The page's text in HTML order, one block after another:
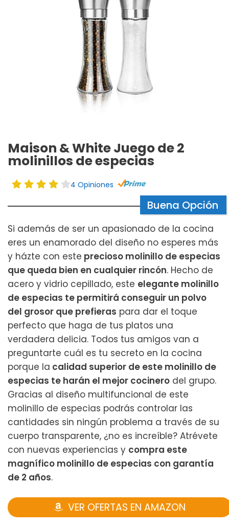
Maison & White Juego de 2
molinillos de especias
4 Opiniones
Buena Opción
Si además de ser un apasionado de la cocina
eres un enamorado del diseño no esperes más
y házte con este precioso molinillo de especias
que queda bien en cualquier rincón. Hecho de
acero y vidrio cepillado, este elegante molinillo
de especias te permitirá conseguir un polvo
del grosor que prefieras para dar el toque
perfecto que haga de tus platos una
verdadera delicia. Todos tus amigos van a
preguntarte cuál es tu secreto en la cocina
porque la calidad superior de este molinillo de
especias te harán el mejor cocinero del grupo.
Gracias al diseño multifuncional de este
molinillo de especias podrás controlar las
cantidades sin ningún problema a través de su
cuerpo transparente, ¿no es increíble? Atrévete
con nuevas experiencias y compra este
magnífico molinillo de especias con garantía
de 2 años.
VER OFERTAS EN AMAZON